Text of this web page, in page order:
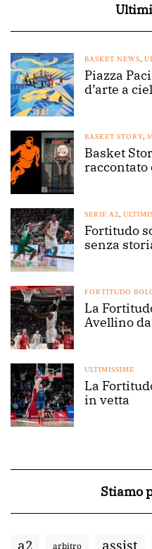
BASKET NEWS,
Piazza
d’arte a
BASKET STORY,
Basket
raccontato
SERIE A2,
Fortitudo
senza
FORTITUDO
La
Avellino
ULTIMISSIME
La
in vetta
Stiamo
a2 arbitro assist